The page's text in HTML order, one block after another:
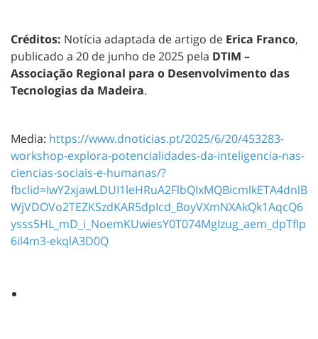
Créditos: Notícia adaptada de artigo de Erica Franco,
publicado a 20 de junho de 2025 pela DTIM –
Associação Regional para o Desenvolvimento das
Tecnologias da Madeira.
Media: https://www.dnoticias.pt/2025/6/20/453283-
workshop-explora-potencialidades-da-inteligencia-nas-
ciencias-sociais-e-humanas/?
fbclid=IwY2xjawLDUI1leHRuA2FlbQIxMQBicmlkETA4dnlB
WjVDOVo2TEZKSzdKAR5dpIcd_BoyVXmNXAkQk1AqcQ6
ysss5HL_mD_i_NoemKUwiesY0T074MgIzug_aem_dpTfIp
6il4m3-ekqlA3D0Q